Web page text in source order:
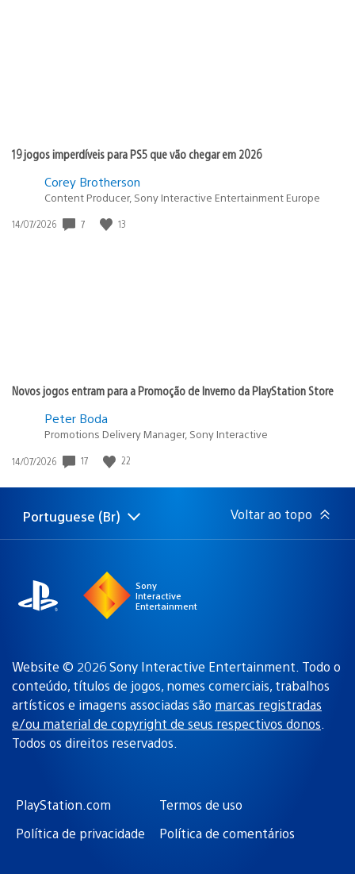
19 jogos imperdíveis para PS5 que vão chegar em 2026
Corey Brotherson
Content Producer, Sony Interactive Entertainment Europe
Data
14/07/2026 7 13
Novos jogos entram para a Promoção de Inverno da PlayStation Store
Peter Boda
Promotions Delivery Manager, Sony Interactive
Data
publicação:
14/07/2026 17 22
Selecione
Região
Portuguese (Br) Voltar ao topo
Sony
Interactive
Entertainment
Website © 2026 Sony Interactive Entertainment. Todo o
conteúdo, títulos de jogos, nomes comerciais, trabalhos
artísticos e imagens associadas são marcas registradas
e/ou material de copyright de seus respectivos donos.
Todos os direitos reservados.
PlayStation.com
Termos de uso
Política de privacidade
Política de comentários